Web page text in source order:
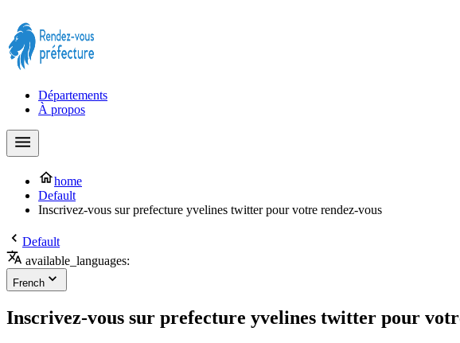
Départements
À propos
home
Default
Inscrivez-vous sur prefecture yvelines twitter pour votre rendez-vous
Default
available_languages:
French
Inscrivez-vous sur prefecture yvelines twitter pour